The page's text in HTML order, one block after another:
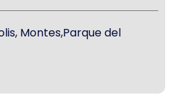
Montes,Parque del